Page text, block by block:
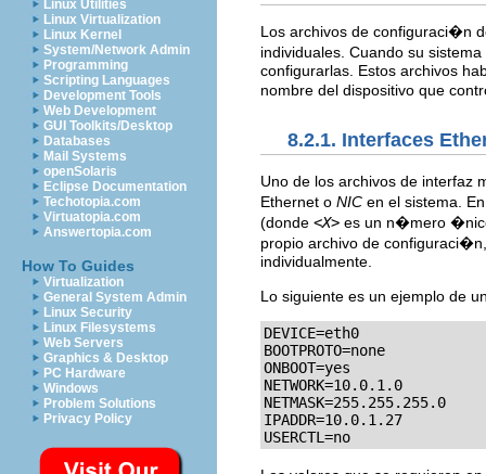
Linux Utilities
Linux Virtualization
Linux Kernel
System/Network Admin
Programming
Scripting Languages
Development Tools
Web Development
GUI Toolkits/Desktop
Databases
Mail Systems
openSolaris
Eclipse Documentation
Techotopia.com
Virtuatopia.com
Answertopia.com
How To Guides
Virtualization
General System Admin
Linux Security
Linux Filesystems
Web Servers
Graphics & Desktop
PC Hardware
Windows
Problem Solutions
Privacy Policy
Los archivos de configuraci�n
individuales. Cuando su
configurarlas. Estos archivos
nombre del dispositivo que
8.2.1. Interfaces
Uno de los archivos de interfaz
Ethernet o NIC en el sistema.
(donde <X> es un n�mero
propio archivo de
individualmente.
Lo siguiente es un ejemplo de
DEVICE=eth0
BOOTPROTO=none
ONBOOT=yes
NETWORK=10.0.1.0
NETMASK=255.255.255.0
IPADDR=10.0.1.27
USERCTL=no